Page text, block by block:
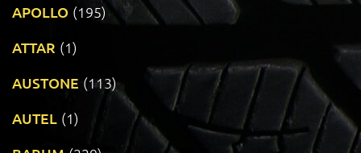
APOLLO (195)
ATTAR (1)
AUSTONE (113)
AUTEL (1)